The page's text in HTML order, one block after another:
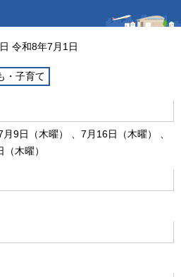
令和8年7月1日
・子育て
9日（木曜） 、7月16日（木曜） 、
木曜）